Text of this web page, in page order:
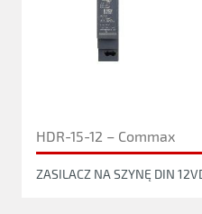
HDR-15-12 – Commax
ZASILACZ NA SZYNĘ DIN